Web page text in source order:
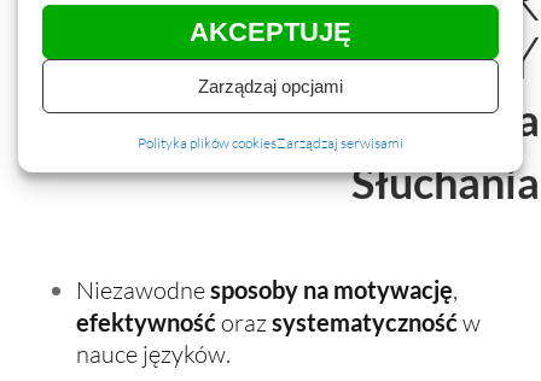
AKCEPTUJĘ
Zarządzaj opcjami
Polityka plików cookiesZarządzaj serwisami
JĘZYKOWY
Samodzielna Nauka
Słuchania
Niezawodnesposoby na motywację,
efektywność orazsystematyczność w
nauce języków.